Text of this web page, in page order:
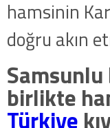
hamsinin
doğru akın
Samsunlu
birlikte
Türkiye